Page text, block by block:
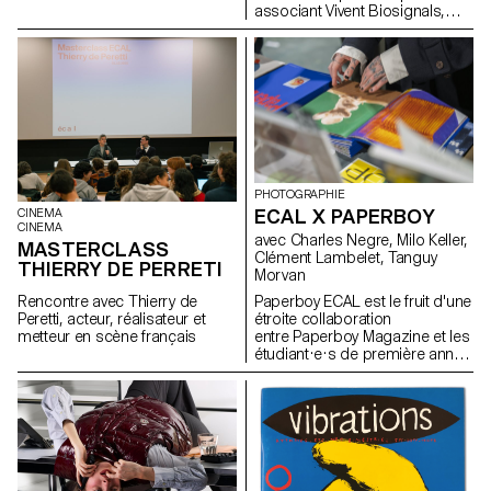
Pittet, Matthieu Minguet et Achille
Masson.
associant Vivent Biosignals,
Changins – Haute école de
viticulture et d’œnologie et
l’ECAL/Ecole cantonale d’art de
Lausanne (HES-SO), avec le
soutien d'Innosuisse. Il vise à
développer un capteur
d’électrophysiologie végétale
miniaturisé, conçu pour une
utilisation en conditions
agricoles réelles : Vita mini
sensor.
CINEMA
CINEMA
MASTERCLASS
THIERRY DE PERRETI
Rencontre avec Thierry de
Peretti, acteur, réalisateur et
metteur en scène français
PHOTOGRAPHIE
ECAL X PAPERBOY
avec Charles Negre, Milo Keller,
Clément Lambelet, Tanguy
Morvan
Paperboy ECAL est le fruit d'une
étroite collaboration
entre Paperboy Magazine et les
étudiant·e·s de première année
du Master Photographie de
l'ECAL. Sous la houlette du
photographe Charles Negre ,
ils·elles ont exploré le potentiel
des objets du quotidien pour
créer des natures mortes
mystérieuses et ludiques.